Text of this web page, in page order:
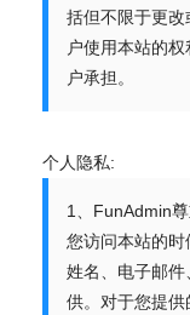
括但不限于更
户使用本站的
户承担。
个人隐私:
1、FunAdmin
您访问本站的
姓名、电子邮
供。对于您提